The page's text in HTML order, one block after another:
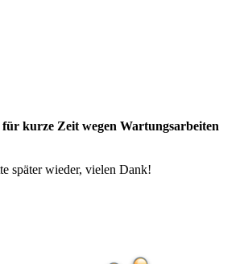
kurze Zeit wegen Wartungsarbeiten
später wieder, vielen Dank!